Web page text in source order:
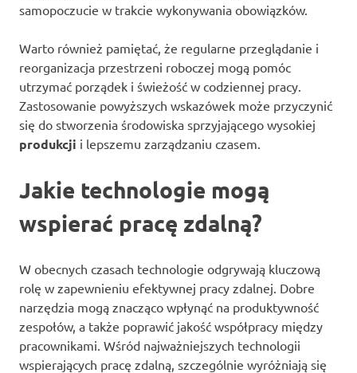
samopoczucie w trakcie wykonywania obowiązków.
Warto również pamiętać, że regularne przeglądanie i
reorganizacja przestrzeni roboczej mogą pomóc
utrzymać porządek i świeżość w codziennej pracy.
Zastosowanie powyższych wskazówek może przyczynić
się do stworzenia środowiska sprzyjającego wysokiej
produkcji i lepszemu zarządzaniu czasem.
Jakie technologie mogą
wspierać pracę zdalną?
W obecnych czasach technologie odgrywają kluczową
rolę w zapewnieniu efektywnej pracy zdalnej. Dobre
narzędzia mogą znacząco wpłynąć na produktywność
zespołów, a także poprawić jakość współpracy między
pracownikami. Wśród najważniejszych technologii
wspierających pracę zdalną, szczególnie wyróżniają się